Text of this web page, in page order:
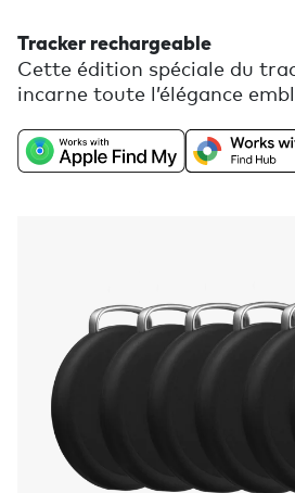
Tracker rechargeable
Cette édition spéciale du
incarne toute l’élégance
plus grands réseaux de
Localiser d’Apple ou